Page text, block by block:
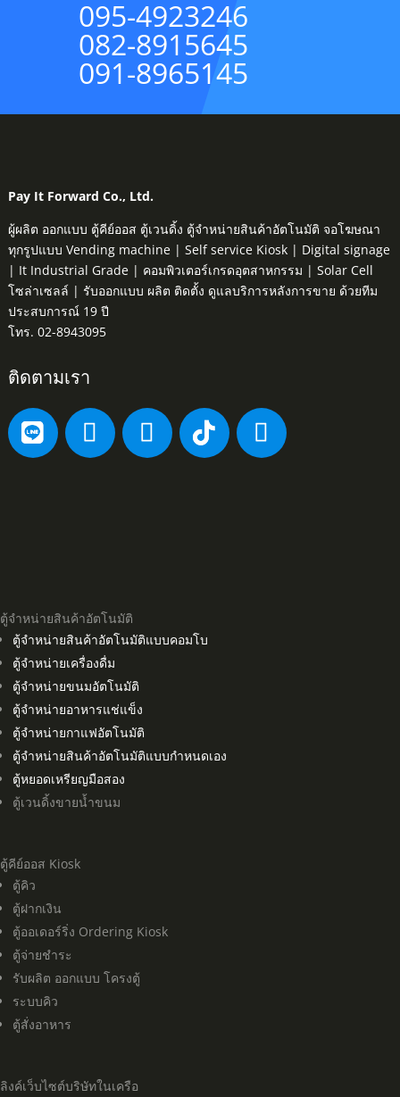
095-4923246
082-8915645
091-8965145
Pay It Forward Co., Ltd.
ผู้ผลิต ออกแบบ ตู้คีย์ออส ตู้เวนดิ้ง ตู้จำหน่ายสินค้าอัตโนมัติ จอโฆษณา
ทุกรูปแบบ Vending machine | Self service Kiosk | Digital signage
| It Industrial Grade | คอมพิวเตอร์เกรดอุตสาหกรรม | Solar Cell
โซล่าเซลล์ | รับออกแบบ ผลิต ติดตั้ง ดูแลบริการหลังการขาย ด้วยทีม
ประสบการณ์ 19 ปี
โทร. 02-8943095
ติดตามเรา
ตู้จำหน่ายสินค้าอัตโนมัติ
ตู้จำหน่ายสินค้าอัตโนมัติแบบคอมโบ
ตู้จำหน่ายเครื่องดื่ม
ตู้จำหน่ายขนมอัตโนมัติ
ตู้จำหน่ายอาหารแช่แข็ง
ตู้จำหน่ายกาแฟอัตโนมัติ
ตู้จำหน่ายสินค้าอัตโนมัติแบบกำหนดเอง
ตู้หยอดเหรียญมือสอง
ตู้เวนดิ้งขายน้ำขนม
ตู้คีย์ออส Kiosk
ตู้คิว
ตู้ฝากเงิน
ตู้ออเดอร์ริ่ง Ordering Kiosk
ตู้จ่ายชำระ
รับผลิต ออกแบบ โครงตู้
ระบบคิว
ตู้สั่งอาหาร
ลิงค์เว็บไซต์บริษัทในเครือ